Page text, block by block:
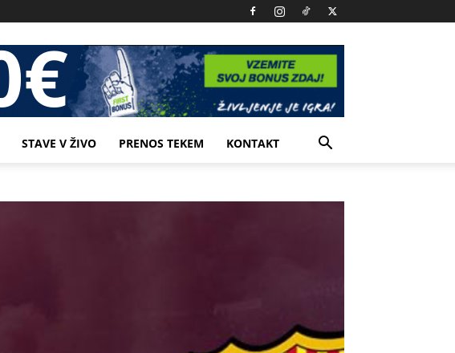
STAVE V ŽIVO PRENOS TEKEM KONTAKT